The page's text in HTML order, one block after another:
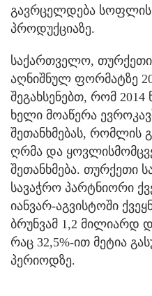
გავრცელდება სოფლის
პროდუქციაზე.
საქართველო,
აღნიშნულ ფორმატზე
შეგახსენებთ, რომ
ხელი მოაწერა
შეთანხმებას, რომლის
ღრმა და
შეთანხმება. თურქეთი
სავაჭრო პარტნიორი
იანვარ-აგვისტოში
ბრუნვამ 1,2 მილიარდ
რაც 32,5%-ით მეტია
პერიოდზე.